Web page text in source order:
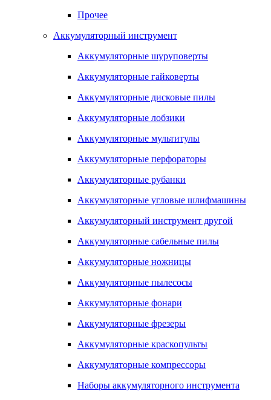
Прочее
Аккумуляторный инструмент
Аккумуляторные шуруповерты
Аккумуляторные гайковерты
Аккумуляторные дисковые пилы
Аккумуляторные лобзики
Аккумуляторные мультитулы
Аккумуляторные перфораторы
Аккумуляторные рубанки
Аккумуляторные угловые шлифмашины
Аккумуляторный инструмент другой
Аккумуляторные сабельные пилы
Аккумуляторные ножницы
Аккумуляторные пылесосы
Аккумуляторные фонари
Аккумуляторные фрезеры
Аккумуляторные краскопульты
Аккумуляторные компрессоры
Наборы аккумуляторного инструмента